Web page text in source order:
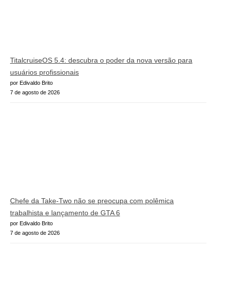
TitalcruiseOS 5.4: descubra o poder da nova versão para
usuários profissionais
por Edivaldo Brito
7 de agosto de 2026
Chefe da Take-Two não se preocupa com polêmica
trabalhista e lançamento de GTA 6
por Edivaldo Brito
7 de agosto de 2026